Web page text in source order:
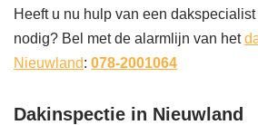
Heeft u nu hulp van een
nodig? Bel met de alarmlijn van het
Nieuwland: 078-2001064
Dakinspectie in Nieuwland